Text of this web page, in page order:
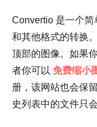
Convertio 是一个
和其他格式的转换
顶部的图像。如果
者你可以 免费缩小
册，该网站也会保
史列表中的文件只